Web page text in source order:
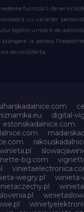
furnizării de servicii/
cu caracter
legitim urmărit de
la adresa
servicii/oferta.
digital-
estonskadalnice.com
bg.com
wegry.pl
winieta-